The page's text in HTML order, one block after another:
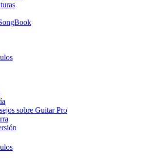
sobre Guitar Pro